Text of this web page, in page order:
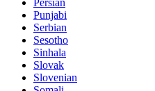
Persian
Punjabi
Serbian
Sesotho
Sinhala
Slovak
Slovenian